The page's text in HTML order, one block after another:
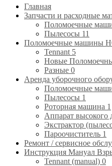
Главная
Запчасти и расходные
Поломоечные
Пылесосы 11
Поломоечные машины
Tennant 5
Новые
Разные 0
Аренда уборочного
Поломоечные
Пылесосы 1
Роторная машина 1
Аппарат высокого
Экстрактор
Пароочиститель 1
Ремонт / сервисное
Инструкция Мануал
Tennant (manual) 0